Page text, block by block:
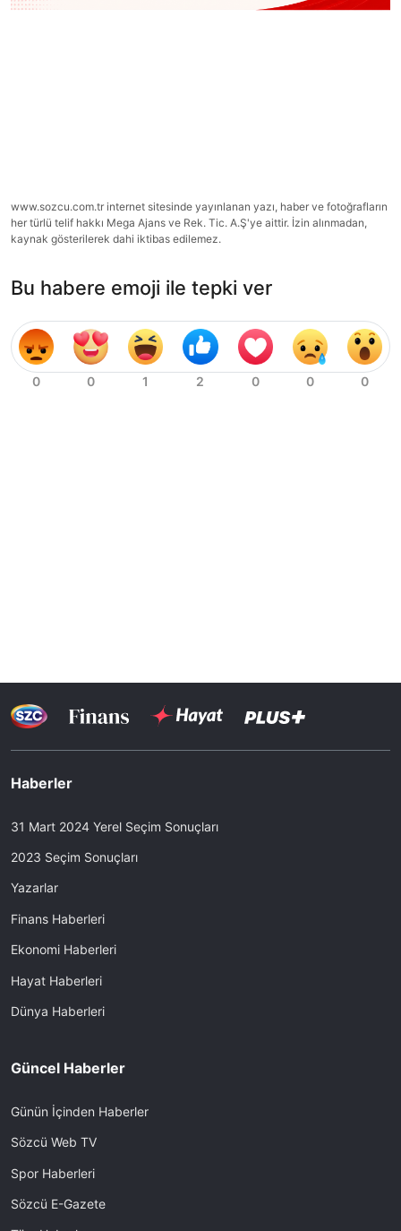
www.sozcu.com.tr internet sitesinde yayınlanan yazı, haber ve fotoğrafların
her türlü telif hakkı Mega Ajans ve Rek. Tic. A.Ş'ye aittir. İzin alınmadan,
kaynak gösterilerek dahi iktibas edilemez.
Bu habere emoji ile tepki ver
Haberler
31 Mart 2024 Yerel Seçim Sonuçları
2023 Seçim Sonuçları
Yazarlar
Finans Haberleri
Ekonomi Haberleri
Hayat Haberleri
Dünya Haberleri
Güncel Haberler
Günün İçinden Haberler
Sözcü Web TV
Spor Haberleri
Sözcü E-Gazete